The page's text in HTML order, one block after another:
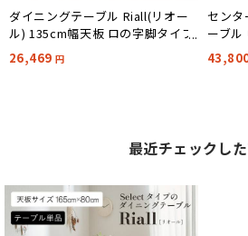
ダイニングテーブル Riall(リオー
ル) 135cm幅天板 ロの字脚タイプ
4色対応
26,469 円
センタ
ーブル
最近チェックし